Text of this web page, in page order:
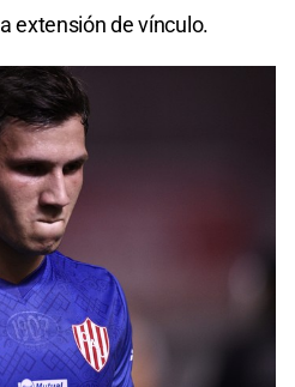
extensión de vínculo.